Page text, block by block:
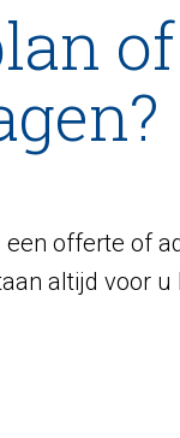
offerte of
altijd voor u